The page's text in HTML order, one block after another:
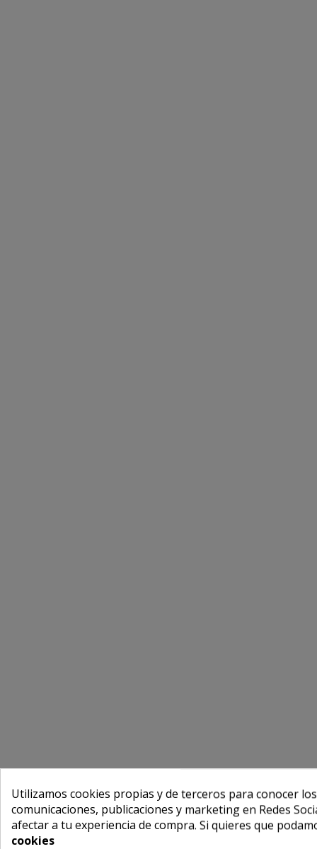
Utilizamos cookies propias y de terceros para conocer
comunicaciones, publicaciones y marketing en Redes
afectar a tu experiencia de compra. Si quieres que
cookies